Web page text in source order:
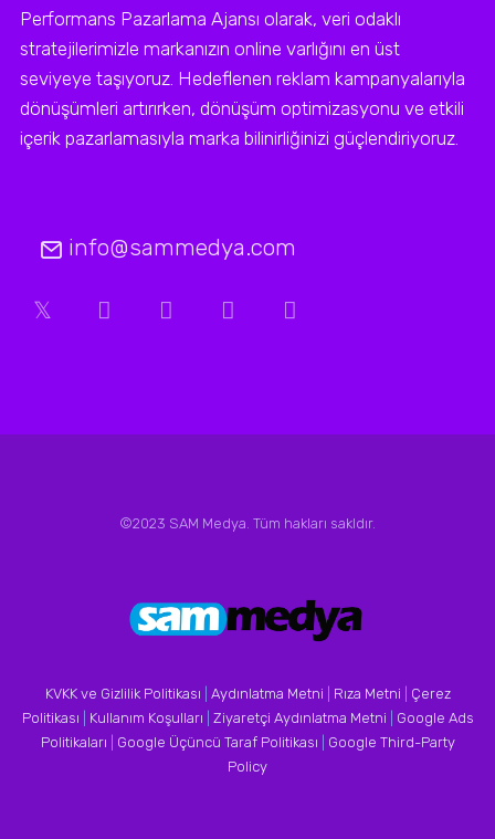
Performans Pazarlama Ajansı olarak, veri odaklı
stratejilerimizle markanızın online varlığını en üst
seviyeye taşıyoruz. Hedeflenen reklam kampanyalarıyla
dönüşümleri artırırken, dönüşüm optimizasyonu ve etkili
içerik pazarlamasıyla marka bilinirliğinizi güçlendiriyoruz.
info@sammedya.com
©2023 SAM Medya. Tüm hakları sakldır.
KVKK ve Gizlilik Politikası Aydınlatma Metni Rıza Metni
Çerez
Politikası
Kullanım Koşulları Ziyaretçi Aydınlatma Metni
Google Ads
Politikaları
Google Üçüncü Taraf Politikası
Google Third-Party
Policy